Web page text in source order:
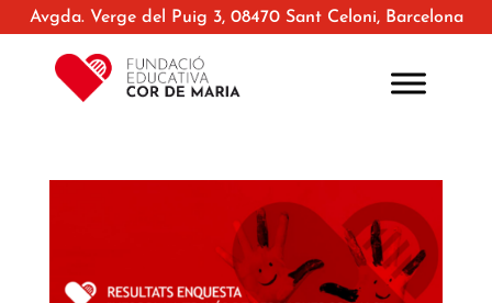
Avgda. Verge del Puig 3, 08470 Sant Celoni, Barcelona